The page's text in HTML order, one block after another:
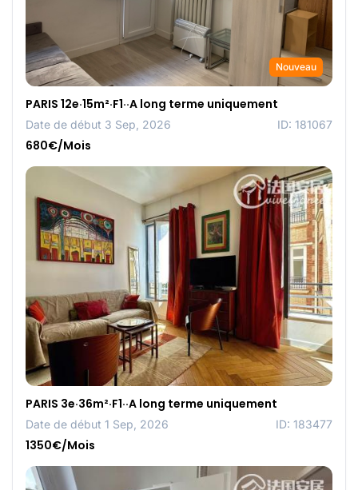
Nouveau
PARIS 12e·15m²·F1··A long terme uniquement
Date de début 3 Sep, 2026 ID: 181067
680€/Mois
PARIS 3e·36m²·F1··A long terme uniquement
Date de début 1 Sep, 2026 ID: 183477
1350€/Mois